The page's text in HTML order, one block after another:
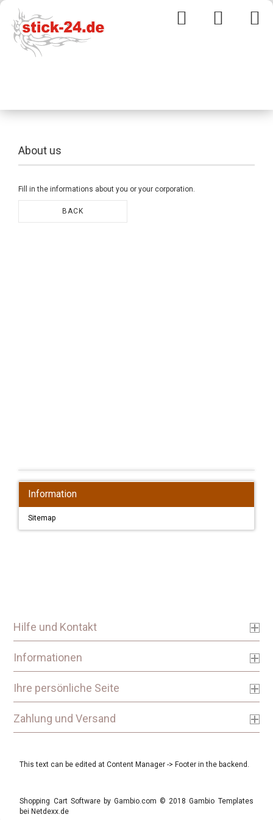
About us
Fill in the informations about you or your corporation.
BACK
Information
Sitemap
Hilfe und Kontakt
Informationen
Ihre persönliche Seite
Zahlung und Versand
This text can be edited at Content Manager -> Footer in the backend.
Shopping Cart Softwareby Gambio.com © 2018 Gambio Templates
beiNetdexx.de